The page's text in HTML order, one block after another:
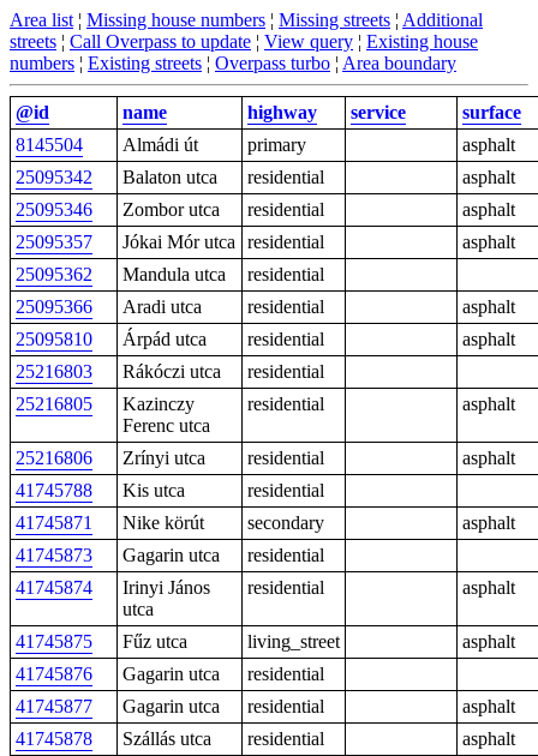
Area list ¦ Missing house numbers ¦ Missing streets ¦ Additional
streets ¦ Call Overpass to update ¦ View query ¦ Existing house
numbers ¦ Existing streets ¦ Overpass turbo ¦ Area boundary
@id name highway service
surface
8145504
Almádi út primary
asphalt
25095342
Balaton utca residential
asphalt
25095346
Zombor utca residential
asphalt
25095357
Jókai Mór utca residential
asphalt
25095362
Mandula utca
residential
25095366
Aradi utca residential
asphalt
25095810
Árpád utca residential
asphalt
25216803
Rákóczi utca
residential
25216805
Kazinczy
Ferenc utca
residential asphalt
25216806 Zrínyi utca residential
asphalt
41745788
Kis utca
residential
41745871
Nike körút secondary
asphalt
41745873
Gagarin utca
residential
41745874
Irinyi János
utca
residential asphalt
41745875 Fűz utca living_street
asphalt
41745876
Gagarin utca
residential
41745877
Gagarin utca residential
asphalt
41745878
Szállás utca residential
asphalt